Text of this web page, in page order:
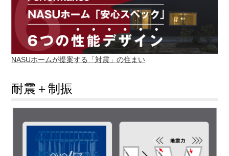
NASUホームが提案する「対震」の住まい
耐震＋制振